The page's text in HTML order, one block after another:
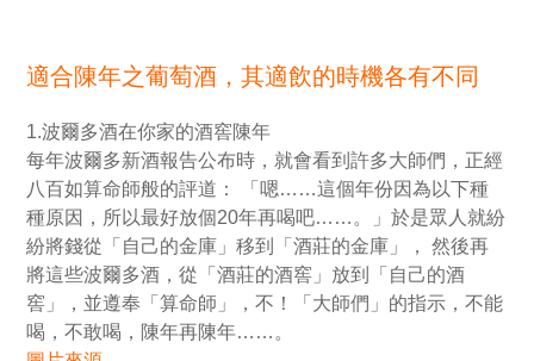
適合陳年之葡萄酒，其適飲的時機各有不同
1.波爾多酒在你家的酒窖陳年
每年波爾多新酒報告公布時，就會看到許多大師們，正經
八百如算命師般的評道： 「嗯……這個年份因為以下種
種原因，所以最好放個20年再喝吧……。」於是眾人就紛
紛將錢從「自己的金庫」移到「酒莊的金庫」， 然後再
將這些波爾多酒，從「酒莊的酒窖」放到「自己的酒
窖」，並遵奉「算命師」，不！「大師們」的指示，不能
喝，不敢喝，陳年再陳年……。